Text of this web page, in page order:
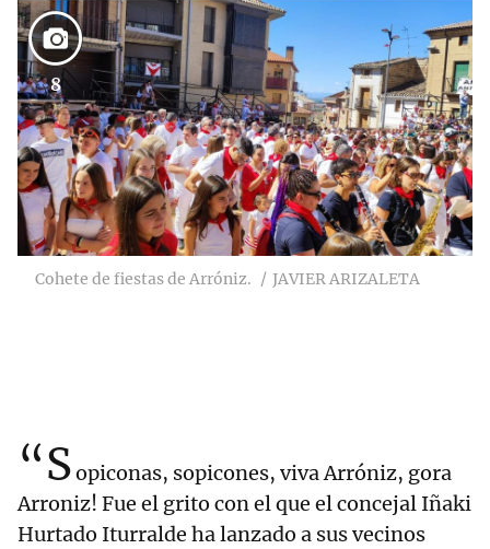
8
Cohete de fiestas de Arróniz. JAVIER ARIZALETA
“Sopiconas, sopicones, viva Arróniz, gora
Arroniz! Fue el grito con el que el concejal Iñaki
Hurtado Iturralde ha lanzado a sus vecinos